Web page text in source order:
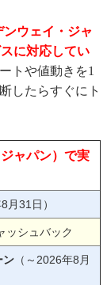
ウェイ・ジャ
に対応してい
トや値動きを1
したらすぐにト
ャパン）で実
月31日）
ッシュバック
ン （～2026年8月